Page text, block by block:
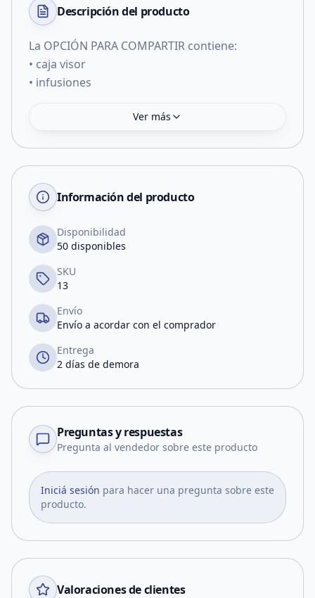
Descripción del producto
La OPCIÓN PARA COMPARTIR contiene:
• caja visor
• infusiones
Ver más
Información del producto
Disponibilidad
50 disponibles
SKU
13
Envío
Envío a acordar con el comprador
Entrega
2 días de demora
Preguntas y respuestas
Pregunta al vendedor sobre este producto
Iniciá sesión para hacer una pregunta sobre este
producto.
Valoraciones de clientes